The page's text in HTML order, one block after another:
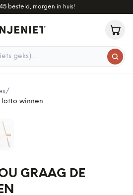
besteld, morgen in huis!
/
lotto winnen
GRAAG DE